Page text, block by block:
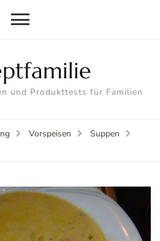
und Produkttests für Familien
Vorspeisen
Suppen